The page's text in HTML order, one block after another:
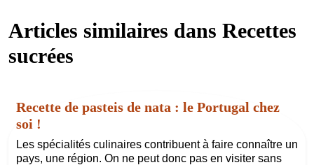
Articles similaires dans Recettes
sucrées
Recette de pasteis de nata : le Portugal chez
soi !
Les spécialités culinaires contribuent à faire connaître un
pays, une région. On ne peut donc pas en visiter sans